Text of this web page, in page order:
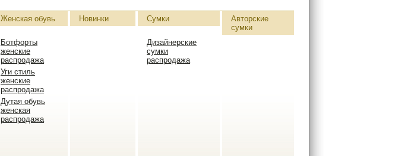
Женская обувь
Ботфорты
женские
распродажа
Уги стиль
женские
распродажа
Дутая обувь
женская
распродажа
Новинки Сумки
Дизайнерские
сумки
распродажа
Авторские
сумки